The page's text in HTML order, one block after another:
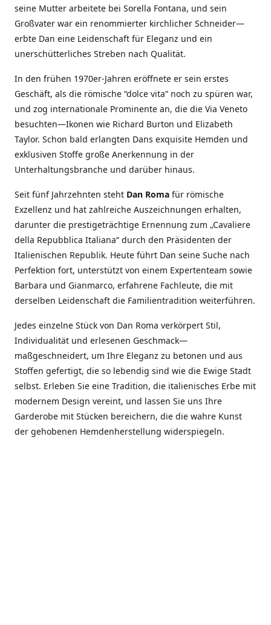
seine Mutter arbeitete bei Sorella Fontana, und sein
Großvater war ein renommierter kirchlicher Schneider—
erbte Dan eine Leidenschaft für Eleganz und ein
unerschütterliches Streben nach Qualität.
In den frühen 1970er-Jahren eröffnete er sein erstes
Geschäft, als die römische “dolce vita” noch zu spüren war,
und zog internationale Prominente an, die die Via Veneto
besuchten—Ikonen wie Richard Burton und Elizabeth
Taylor. Schon bald erlangten Dans exquisite Hemden und
exklusiven Stoffe große Anerkennung in der
Unterhaltungsbranche und darüber hinaus.
Seit fünf Jahrzehnten steht Dan Roma für römische
Exzellenz und hat zahlreiche Auszeichnungen erhalten,
darunter die prestigeträchtige Ernennung zum „Cavaliere
della Repubblica Italiana“ durch den Präsidenten der
Italienischen Republik. Heute führt Dan seine Suche nach
Perfektion fort, unterstützt von einem Expertenteam sowie
Barbara und Gianmarco, erfahrene Fachleute, die mit
derselben Leidenschaft die Familientradition weiterführen.
Jedes einzelne Stück von Dan Roma verkörpert Stil,
Individualität und erlesenen Geschmack—
maßgeschneidert, um Ihre Eleganz zu betonen und aus
Stoffen gefertigt, die so lebendig sind wie die Ewige Stadt
selbst. Erleben Sie eine Tradition, die italienisches Erbe mit
modernem Design vereint, und lassen Sie uns Ihre
Garderobe mit Stücken bereichern, die die wahre Kunst
der gehobenen Hemdenherstellung widerspiegeln.